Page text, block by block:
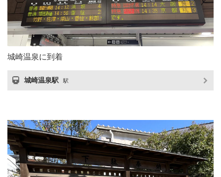
城崎温泉に到着
城崎温泉駅 駅